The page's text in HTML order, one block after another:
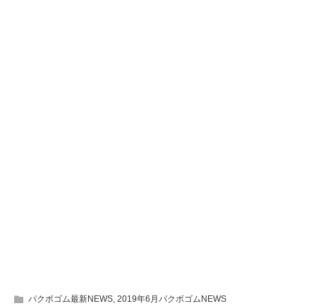
パクボゴム最新NEWS, 2019年6月パクボゴムNEWS